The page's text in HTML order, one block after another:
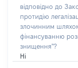
відповідно до
протидію
злочинним
фінансуванню
знищення"?
Ні